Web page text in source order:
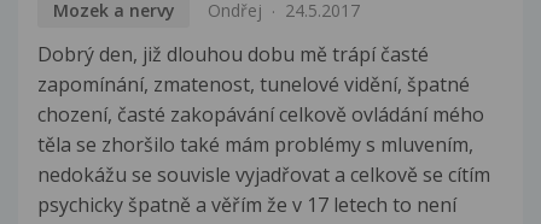
Mozek a nervy Ondřej 24.5.2017
Dobrý den, již dlouhou dobu mě trápí časté
zapomínání, zmatenost, tunelové vidění, špatné
chození, časté zakopávání celkově ovládání mého
těla se zhoršilo také mám problémy s mluvením,
nedokážu se souvisle vyjadřovat a celkově se cítím
psychicky špatně a věřím že v 17 letech to není